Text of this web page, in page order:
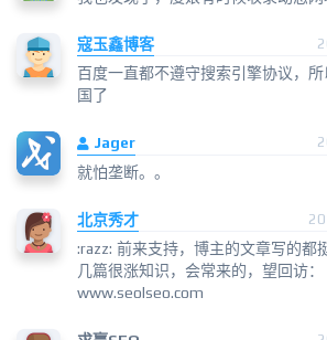
寇玉鑫博客
百度一直都不遵守搜索引擎协议，
国了
Jager
就怕垄断。。
北京秀才
:razz: 前来支持，博主的文章写的都
几篇很涨知识，会常来的，望回访：
www.seolseo.com